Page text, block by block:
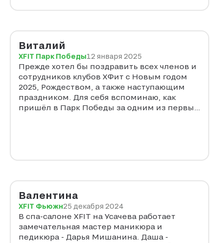
и поправлять, подсказывать движения
занятиях бывает по 30 человек. Конечно
тренер от бога. В конце 2024 года еще
узнала Наталью Давыдову (пилатес).
Стараюсь не пропускать теперь и ее
тренировки. Это тренеры старой закалки с
образованием, опытом советской
спортивной школы. Спасибо тренерам за
их умение подарить людям новую жизнь.
Спасибо клубу за такие тренерские кадры.
Виталий
XFIT Парк Победы12 января 2025
Прежде хотел бы поздравить всех членов и
сотрудников клубов ХФит с Новым годом
2025, Рождеством, а также наступающим
праздником. Для себя вспоминаю, как
пришёл в Парк Победы за одним из первых
занятию спорта профессионально... как вся
2014 (год лошади) были темной лошадкой
и остаюсь в этой сети и по сей день. В клубе
царит уют и гармония, соответствующая
цвету эмблемы клуба и цвету полотенец
всегда чистых и в достаточном количестве
повсюду))) Все эти годы появлялись
Валентина
XFIT Фьюжн25 декабря 2024
В спа-салоне XFIT на Усачева работает
замечательная мастер маникюра и
педикюра - Дарья Мишанина. Даша -